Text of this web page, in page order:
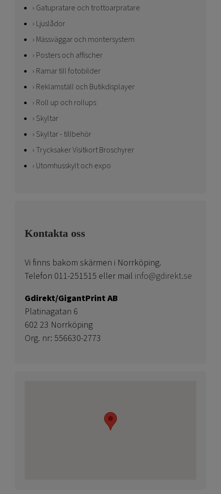
Gatupratare och trottoarpratare
Ljuslådor
Mässväggar och montersystem
Posters och affischer
Ramar till fotobilder
Reklamställ och Butikdisplayer
Roll up och rollups
Skyltar
Skyltar - tillbehör
Trycksaker Visitkort Broschyrer
Utomhusskylt och expo
Kontakta oss
Vi finns bakom skärmen i Norrköping.
Telefon 011-251515 eller mail info@gdirekt.se
Gdirekt/GigantPrint AB
Platinagatan 6
602 23 Norrköping
Org. nr: 556630-2773